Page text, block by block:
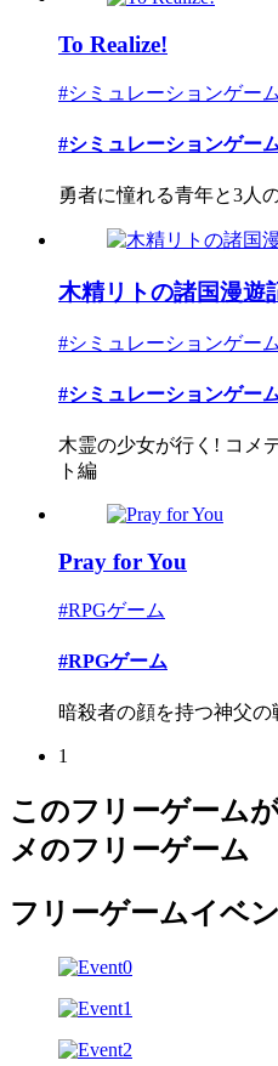
To Realize!
#シミュレーションゲーム
#シミュレーションゲー
勇者に憧れる青年と3人
木精リトの諸国漫遊
#シミュレーションゲーム
#シミュレーションゲー
木霊の少女が行く! コメ
ト編
Pray for You
#RPGゲーム
#RPGゲーム
暗殺者の顔を持つ神父の
1
このフリーゲーム
メのフリーゲーム
フリーゲームイベ